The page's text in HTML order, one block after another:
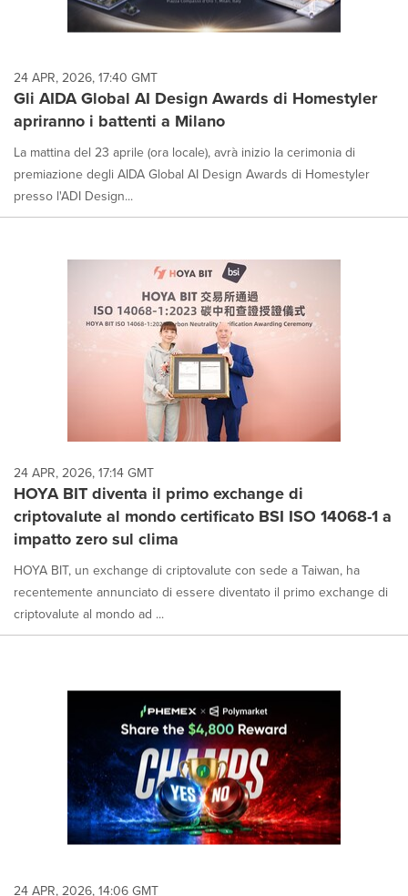
24 APR, 2026, 17:40 GMT
Gli AIDA Global AI Design Awards di Homestyler
apriranno i battenti a Milano
La mattina del 23 aprile (ora locale), avrà inizio la cerimonia di
premiazione degli AIDA Global AI Design Awards di Homestyler
presso l'ADI Design...
24 APR, 2026, 17:14 GMT
HOYA BIT diventa il primo exchange di
criptovalute al mondo certificato BSI ISO 14068-1 a
impatto zero sul clima
HOYA BIT, un exchange di criptovalute con sede a Taiwan, ha
recentemente annunciato di essere diventato il primo exchange di
criptovalute al mondo ad ...
24 APR, 2026, 14:06 GMT